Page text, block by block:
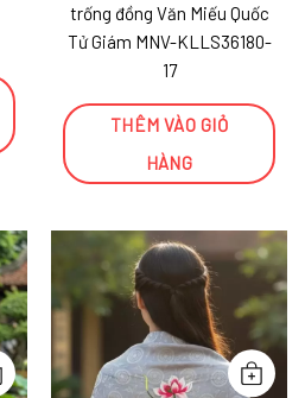
trống đồng Văn Miếu Quốc
Tử Giám MNV-KLLS36180-
17
THÊM VÀO GIỎ
HÀNG